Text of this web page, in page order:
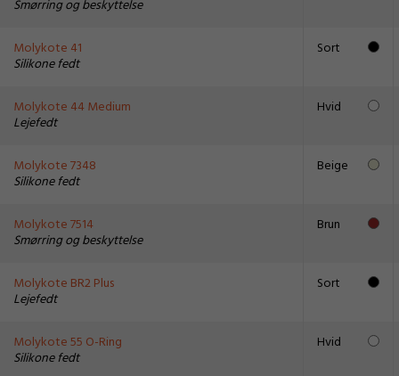
Smørring og beskyttelse
Molykote 41
Silikone fedt
Sort
Molykote 44 Medium
Lejefedt
Hvid
Molykote 7348
Silikone fedt
Beige
Molykote 7514
Smørring og beskyttelse
Brun
Molykote BR2 Plus
Lejefedt
Sort
Molykote 55 O-Ring
Silikone fedt
Hvid